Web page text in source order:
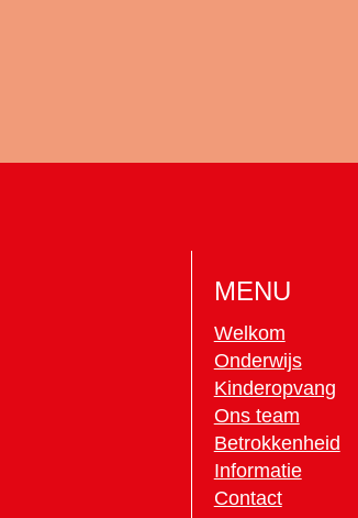
MENU
Welkom
Onderwijs
Kinderopvang
Ons team
Betrokkenheid
Informatie
Contact